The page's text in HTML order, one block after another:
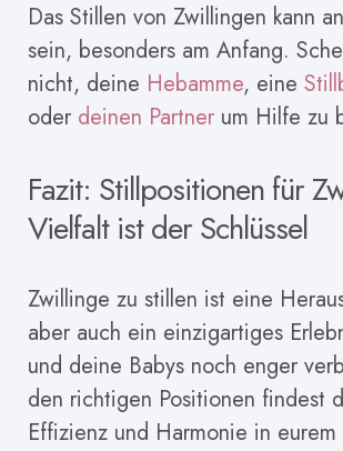
Das Stillen von Zwillingen kann
sein, besonders am Anfang.
nicht, deine Hebamme, eine
oder deinen Partner um Hilfe zu
Fazit: Stillpositionen für
Vielfalt ist der Schlüssel
Zwillinge zu stillen ist eine
aber auch ein einzigartiges
und deine Babys noch enger
den richtigen Positionen findest
Effizienz und Harmonie in